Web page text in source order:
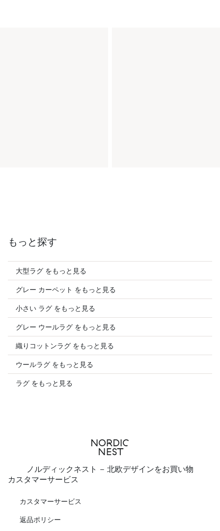
もっと探す
大型ラグ をもっと見る
グレー カーペット をもっと見る
小さい ラグ をもっと見る
グレー ウールラグ をもっと見る
織りコットンラグ をもっと見る
ウールラグ をもっと見る
ラグ をもっと見る
ノルディックネスト - 北欧デザインをお買い物
カスタマーサービス
カスタマーサービス
返品ポリシー